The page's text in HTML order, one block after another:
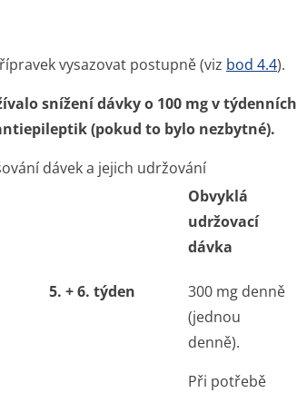
vysazovat postupně (viz bod 4.4).
snížení dávky o 100 mg v týdenních
(pokud to bylo nezbytné).
dávek a jejich udržování
Obvyklá
udržovací
dávka
5. + 6. týden
300 mg denně
(jednou
denně).
Při potřebě